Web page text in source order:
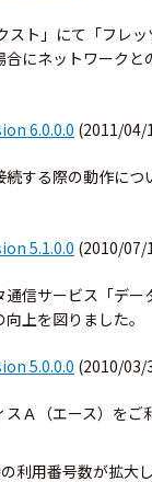
スト」にて「フレ
合にネットワークと
6.0.0.0 (2011/04/
続する際の動作につ
5.1.0.0 (2010/07/
通信サービス「デー
上を図りました。
5.0.0.0 (2010/03/
スＡ（エース）をご
利用番号数が拡大